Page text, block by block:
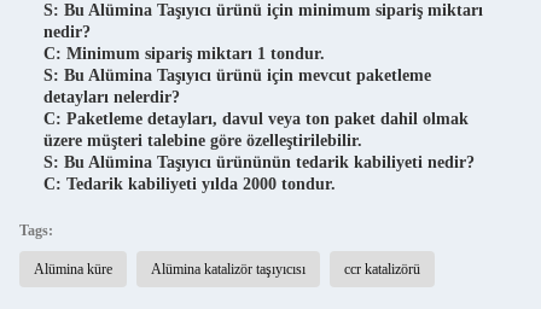
S: Bu Alümina Taşıyıcı ürünü için minimum sipariş miktarı
nedir?
C: Minimum sipariş miktarı 1 tondur.
S: Bu Alümina Taşıyıcı ürünü için mevcut paketleme
detayları nelerdir?
C: Paketleme detayları, davul veya ton paket dahil olmak
üzere müşteri talebine göre özelleştirilebilir.
S: Bu Alümina Taşıyıcı ürününün tedarik kabiliyeti nedir?
C: Tedarik kabiliyeti yılda 2000 tondur.
Tags:
Alümina küre Alümina katalizör taşıyıcısı ccr katalizörü